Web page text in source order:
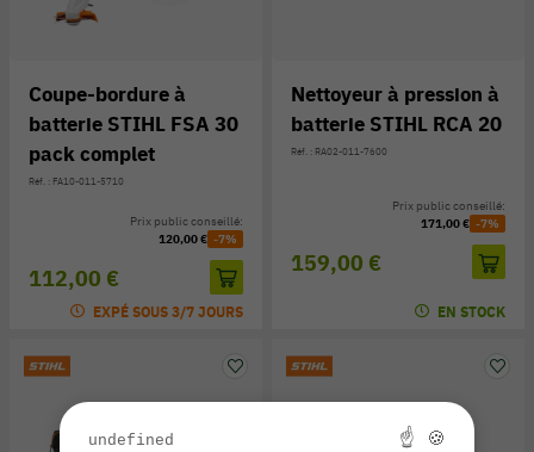
Coupe-bordure à
batterie STIHL FSA 30
pack complet
Réf. : FA10-011-5710
112,00 €
Prix public conseillé:
120,00 € -7%
EXPÉ SOUS 3/7 JOURS
Nettoyeur à pression à
batterie STIHL RCA 20
Réf. : RA02-011-7600
159,00 €
Prix public conseillé:
171,00 € -7%
EN STOCK
undefined ☝ 🍪